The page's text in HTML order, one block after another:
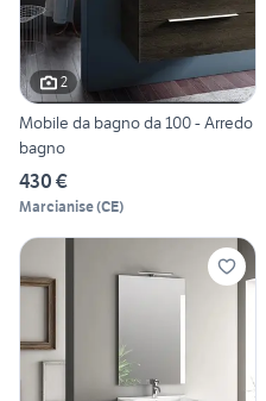
2
Mobile da bagno da 100 - Arredo
bagno
430 €
Marcianise(CE)